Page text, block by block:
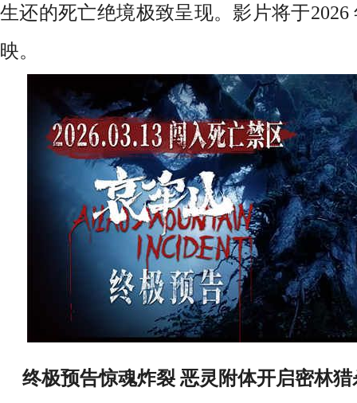
生还的死亡绝境极致呈现。影片将于2026
映。
终极预告惊魂炸裂 恶灵附体开启密林